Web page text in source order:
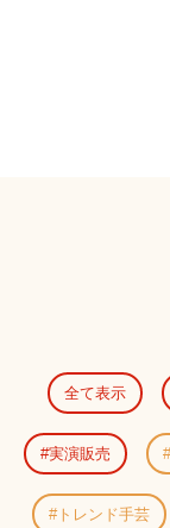
全て表示
実演販売
トレンド手芸